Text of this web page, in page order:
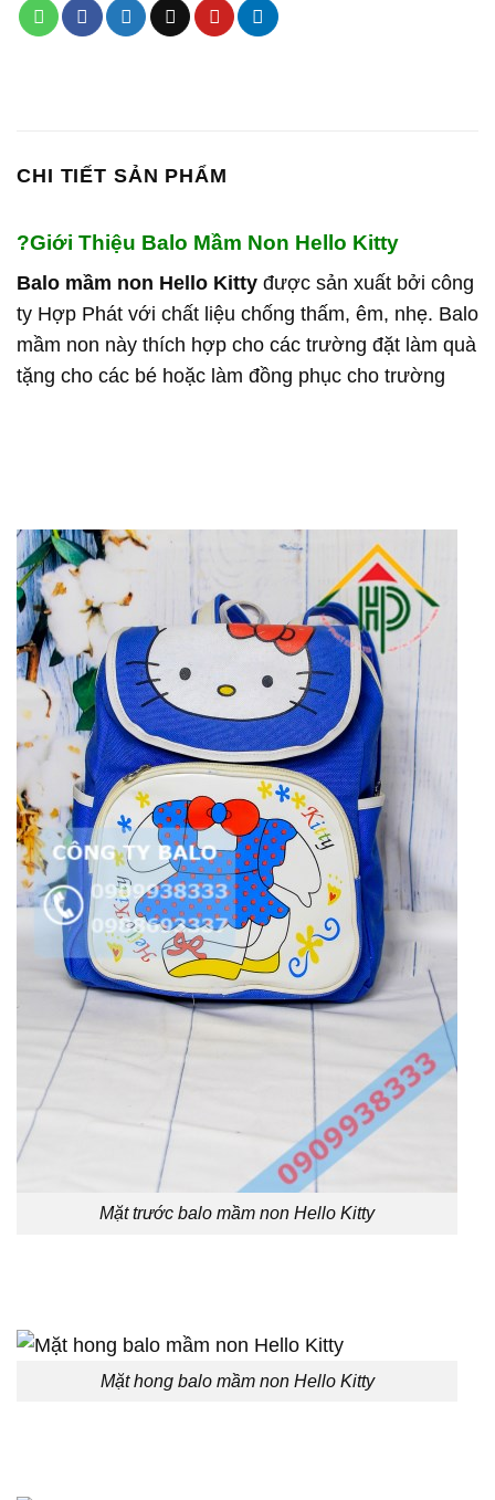
CHI TIẾT SẢN PHẨM
?Giới Thiệu Balo Mầm Non Hello Kitty
Balo mầm non Hello Kitty được sản xuất bởi công
ty Hợp Phát với chất liệu chống thấm, êm, nhẹ. Balo
mầm non này thích hợp cho các trường đặt làm quà
tặng cho các bé hoặc làm đồng phục cho trường
Mặt trước balo mầm non Hello Kitty
Mặt hong balo mầm non Hello Kitty